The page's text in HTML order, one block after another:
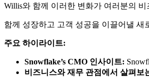
Willis와 함께 이러한 변화가 여러분의
함께 성장하고 고객 성공을 이끌어낼 새
주요 하이라이트:
Snowflake’s CMO 인사이트:
비즈니스와 재무 관점에서 살펴보